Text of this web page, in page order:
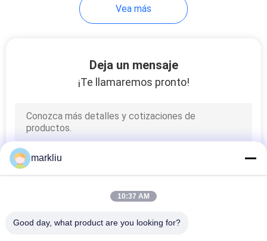
Vea más
Deja un mensaje
¡Te llamaremos pronto!
markliu
10:37 AM
Good day, what product are you looking for?